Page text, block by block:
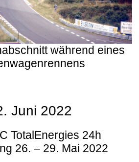
während eines
Juni 2022
TotalEnergies 24h
26. – 29. Mai 2022